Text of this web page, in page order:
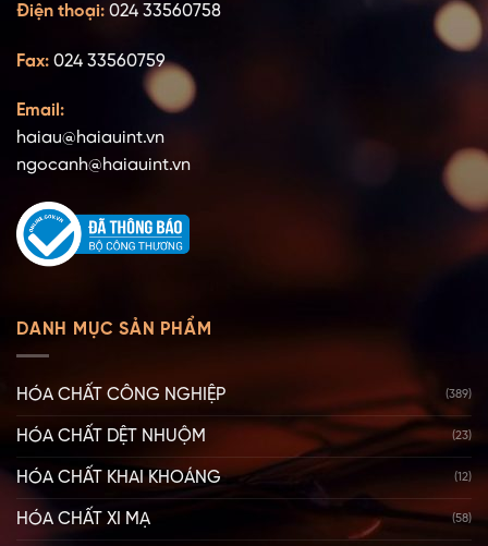
Điện thoại: 024 33560758
Fax: 024 33560759
Email:
haiau@haiauint.vn
ngocanh@haiauint.vn
DANH MỤC SẢN PHẨM
HÓA CHẤT CÔNG NGHIỆP (389)
HÓA CHẤT DỆT NHUỘM (23)
HÓA CHẤT KHAI KHOÁNG (12)
HÓA CHẤT XI MẠ (58)